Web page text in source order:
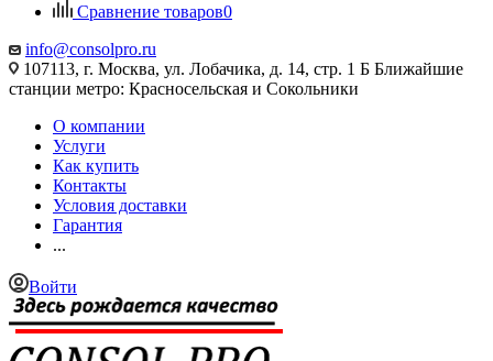
Сравнение товаров0
info@consolpro.ru
107113, г. Москва, ул. Лобачика, д. 14, стр. 1 Б Ближайшие
станции метро: Красносельская и Сокольники
О компании
Услуги
Как купить
Контакты
Условия доставки
Гарантия
...
Войти